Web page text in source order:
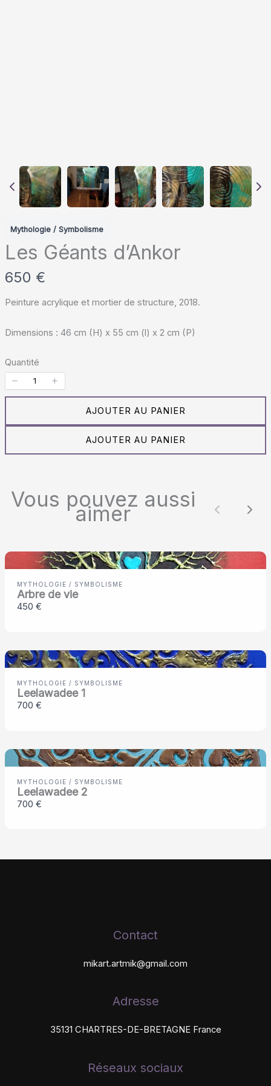
Mythologie / Symbolisme
Les Géants d’Ankor
M
a
t
e
a
n
650 €
Peinture acrylique et mortier de structure, 2018.
Dimensions : 46 cm (H) x 55 cm (l) x 2 cm (P)
Quantité
AJOUTER AU PANIER
AJOUTER AU PANIER
Vous pouvez aussi
aimer
MYTHOLOGIE / SYMBOLISME
Arbre de vie
450 €
MYTHOLOGIE / SYMBOLISME
Leelawadee 1
700 €
MYTHOLOGIE / SYMBOLISME
Leelawadee 2
700 €
Contact
mikart.artmik@gmail.com
Adresse
35131 CHARTRES-DE-BRETAGNE France
Réseaux sociaux